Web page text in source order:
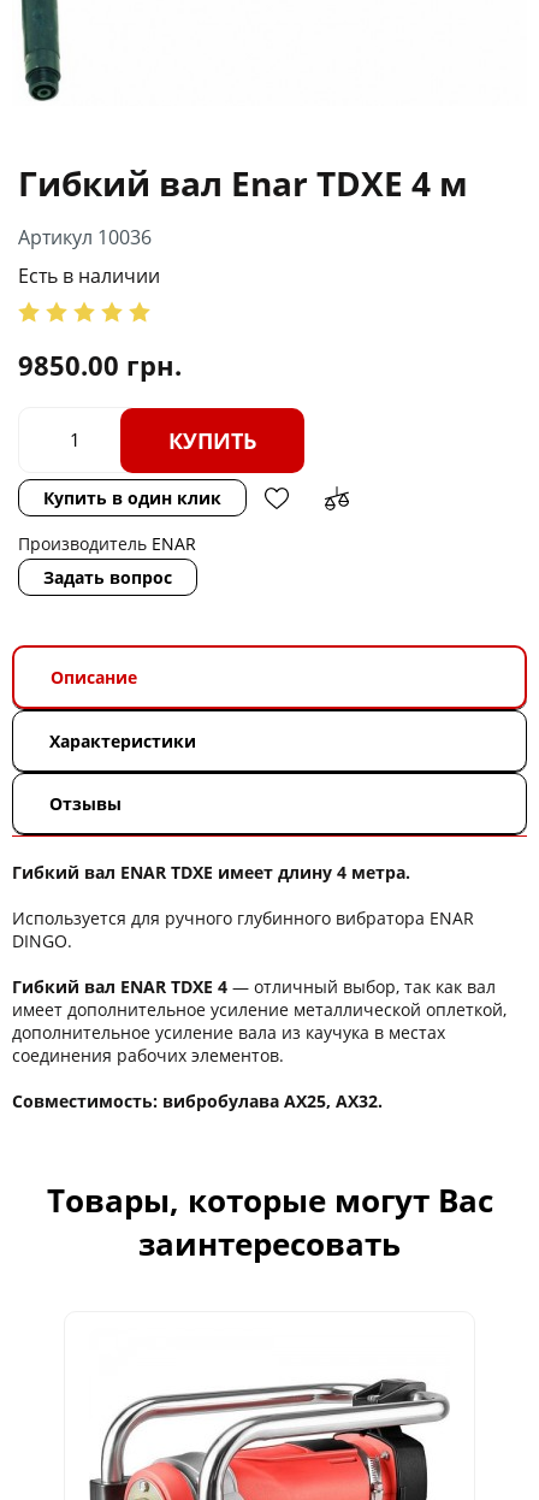
Гибкий вал Enar TDXE 4 м
Артикул 10036
Есть в наличии
9850.00 грн.
КУПИТЬ
Купить в один клик
Производитель ENAR
Задать вопрос
Описание
Характеристики
Отзывы
Гибкий вал ENAR TDXE имеет длину 4 метрa.
Используется для ручного глубинного вибратора ENAR
DINGO.
Гибкий вал ENAR TDXE 4 ― отличный выбор, так как вал
имеет дополнительное усиление металлической оплеткой,
дополнительное усиление вала из каучука в местах
соединения рабочих элементов.
Совместимость: вибробулава AX25, AX32.
Товары, которые могут Вас
заинтересовать